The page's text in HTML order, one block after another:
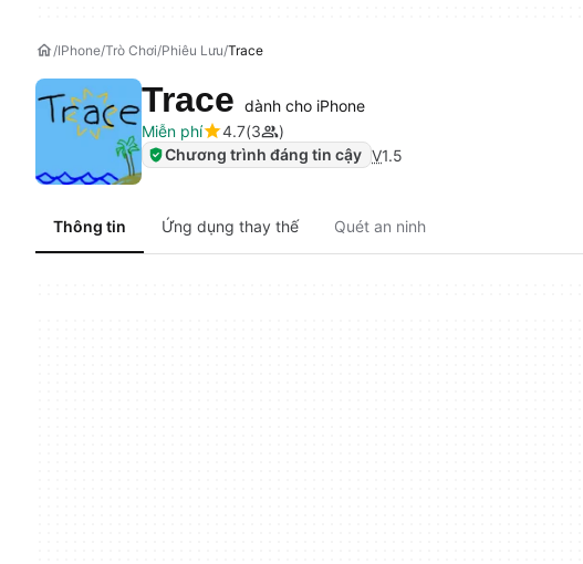
IPhone Trò Chơi Phiêu Lưu Trace
Trace dành cho iPhone
Miễn phí
4.7 3
Chương trình đáng tin cậy V1.5
Thông tin Ứng dụng thay thế Quét an ninh